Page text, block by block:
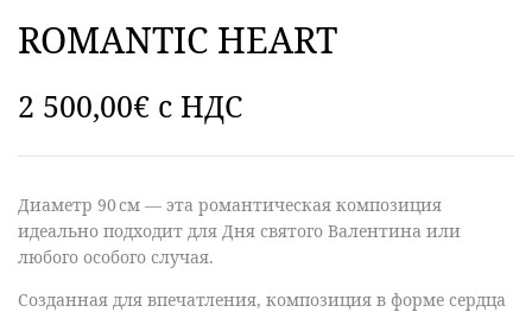
ROMANTIC HEART
2 500,00€ c НДС
Диаметр 90 см — эта романтическая композиция
идеально подходит для Дня святого Валентина или
любого особого случая.
Созданная для впечатления, композиция в форме сердца